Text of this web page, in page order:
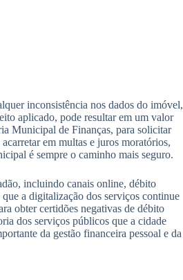
inconsistência nos dados do imóvel,
aplicado, pode resultar em um valor
Municipal de Finanças, para solicitar
em multas e juros moratórios,
é sempre o caminho mais seguro.
incluindo canais online, débito
a digitalização dos serviços continue
obter certidões negativas de débito
dos serviços públicos que a cidade
da gestão financeira pessoal e da